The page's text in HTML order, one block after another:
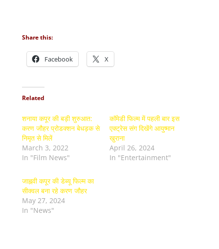
Share this:
Facebook X
Related
शनाया कपूर की बड़ी शुरुआत:
करण जौहर प्रोडक्शन बेधड़क से
निमृत से मिलें
March 3, 2022
In "Film News"
कॉमेडी फिल्म में पहली बार इस
एक्ट्रेस संग दिखेंगे आयुष्मान
खुराना
April 26, 2024
In "Entertainment"
जाह्नवी कपूर की डेब्यू फिल्म का
सीक्वल बना रहे करण जौहर
May 27, 2024
In "News"